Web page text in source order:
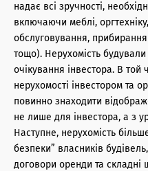
надає всі зручності,
включаючи меблі,
обслуговування,
тощо). Нерухомість
очікування інвестора. В той
нерухомості інвестором та
повинно знаходити
не лише для інвестора, а з
Наступне, нерухомість
безпеки” власників
договори оренди та